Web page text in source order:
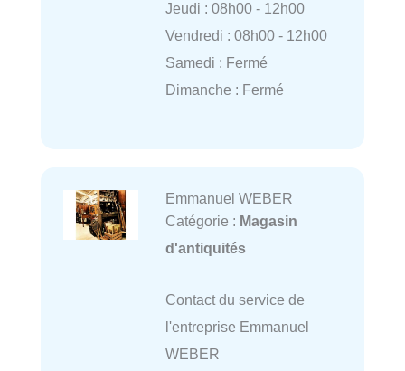
Jeudi : 08h00 - 12h00
Vendredi : 08h00 - 12h00
Samedi : Fermé
Dimanche : Fermé
Emmanuel WEBER
Catégorie : Magasin
d'antiquités
Contact du service de
l'entreprise Emmanuel
WEBER